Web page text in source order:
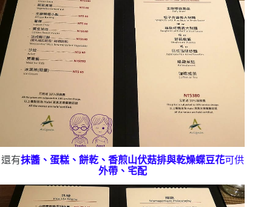
還有抹醬、蛋糕、餅乾、香煎山伏菇排與乾燥蝶豆花可供
外帶、宅配